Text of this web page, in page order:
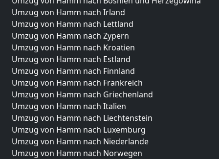
Umzug von Hamm nach Irland
Umzug von Hamm nach Lettland
Umzug von Hamm nach Zypern
Umzug von Hamm nach Kroatien
Umzug von Hamm nach Estland
Umzug von Hamm nach Finnland
Umzug von Hamm nach Frankreich
Umzug von Hamm nach Griechenland
Umzug von Hamm nach Italien
Umzug von Hamm nach Liechtenstein
Umzug von Hamm nach Luxemburg
Umzug von Hamm nach Niederlande
Umzug von Hamm nach Norwegen